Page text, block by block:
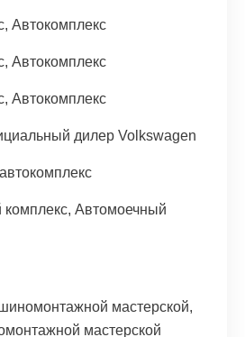
Автокомплекс
Автокомплекс
Автокомплекс
дилер Volkswagen
Автомоечный
мастерской,
мастерской